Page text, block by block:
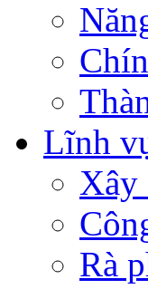
Lĩnh
Xây
Rà